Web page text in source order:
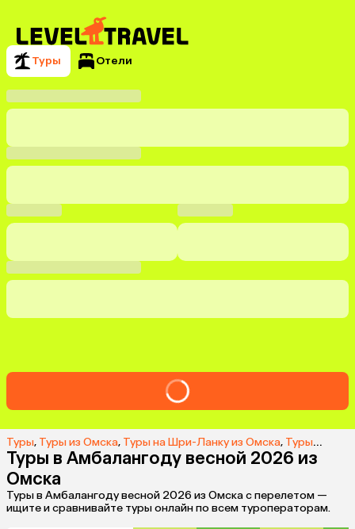
Туры Отели
Туры, Туры из Омска, Туры на Шри-Ланку из Омска, Туры в Амбалангоду из Омска
Туры в Амбалангоду весной 2026 из
Омска
Туры в Амбалангоду весной 2026 из Омска с перелетом —
ищите и сравнивайте туры онлайн по всем туроператорам.